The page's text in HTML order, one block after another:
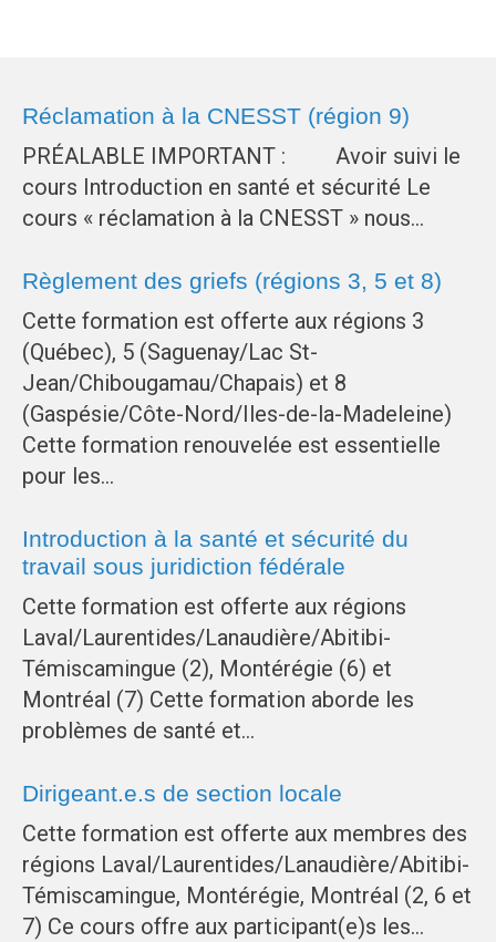
Réclamation à la CNESST (région 9)
PRÉALABLE IMPORTANT : Avoir suivi le
cours Introduction en santé et sécurité Le
cours « réclamation à la CNESST » nous…
Règlement des griefs (régions 3, 5 et 8)
Cette formation est offerte aux régions 3
(Québec), 5 (Saguenay/Lac St-
Jean/Chibougamau/Chapais) et 8
(Gaspésie/Côte-Nord/Iles-de-la-Madeleine)
Cette formation renouvelée est essentielle
pour les…
Introduction à la santé et sécurité du
travail sous juridiction fédérale
Cette formation est offerte aux régions
Laval/Laurentides/Lanaudière/Abitibi-
Témiscamingue (2), Montérégie (6) et
Montréal (7) Cette formation aborde les
problèmes de santé et…
Dirigeant.e.s de section locale
Cette formation est offerte aux membres des
régions Laval/Laurentides/Lanaudière/Abitibi-
Témiscamingue, Montérégie, Montréal (2, 6 et
7) Ce cours offre aux participant(e)s les…